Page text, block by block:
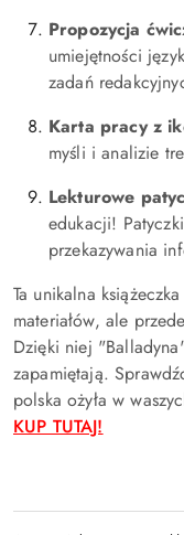
Propozycja
umiejętności
zadań
Karta pracy z
myśli i analizie
Lekturowe
edukacji!
przekazywania
Ta unikalna
materiałów, ale
Dzięki niej
zapamiętają.
polska ożyła w
KUP TUTAJ!